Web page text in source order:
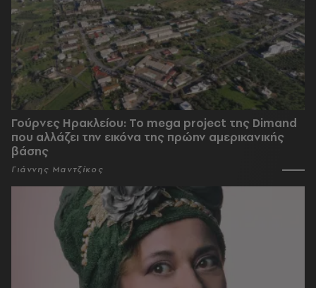
Γούρνες Ηρακλείου: To mega project της Dimand
που αλλάζει την εικόνα της πρώην αμερικανικής
βάσης
Γιάννης Μαντζίκος